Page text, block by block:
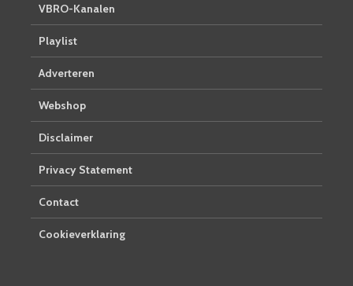
VBRO-Kanalen
Playlist
Adverteren
Webshop
Disclaimer
Privacy Statement
Contact
Cookieverklaring